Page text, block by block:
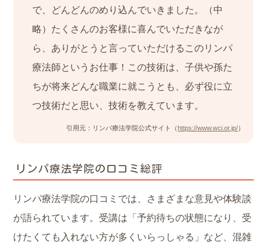
で、どんどんのめり込んでいきました。（中
略）たくさんのお客様に喜んでいただきなが
ら、ありがとうと言っていただけるこのリンパ
療法師というお仕事！この技術は、子供や孫た
ちが将来どんな職業に就こうとも、必ず役に立
つ技術だと思い、技術を教えています。
引用元：リンパ療法学院公式サイト（https://www.wci.or.jp/）
リンパ療法学院の口コミ総評
リンパ療法学院の口コミでは、さまざまな意見や体験談
が語られています。受講は「予約待ちの状態になり、受
けたくても入れない方が多くいらっしゃる」など、混雑